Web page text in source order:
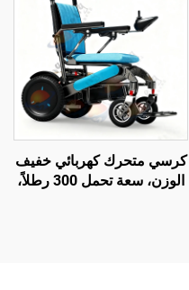
كرسي متحرك كهربائي خفيف
الوزن، سعة تحمل 300 رطلاً،